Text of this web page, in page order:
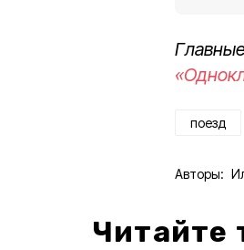
поезд
Авторы:
Читайте